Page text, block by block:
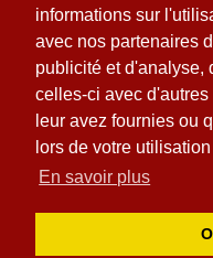
informations sur
avec nos partenaires
publicité et d'analyse,
celles-ci avec
leur avez fournies ou
lors de votre
En savoir plus